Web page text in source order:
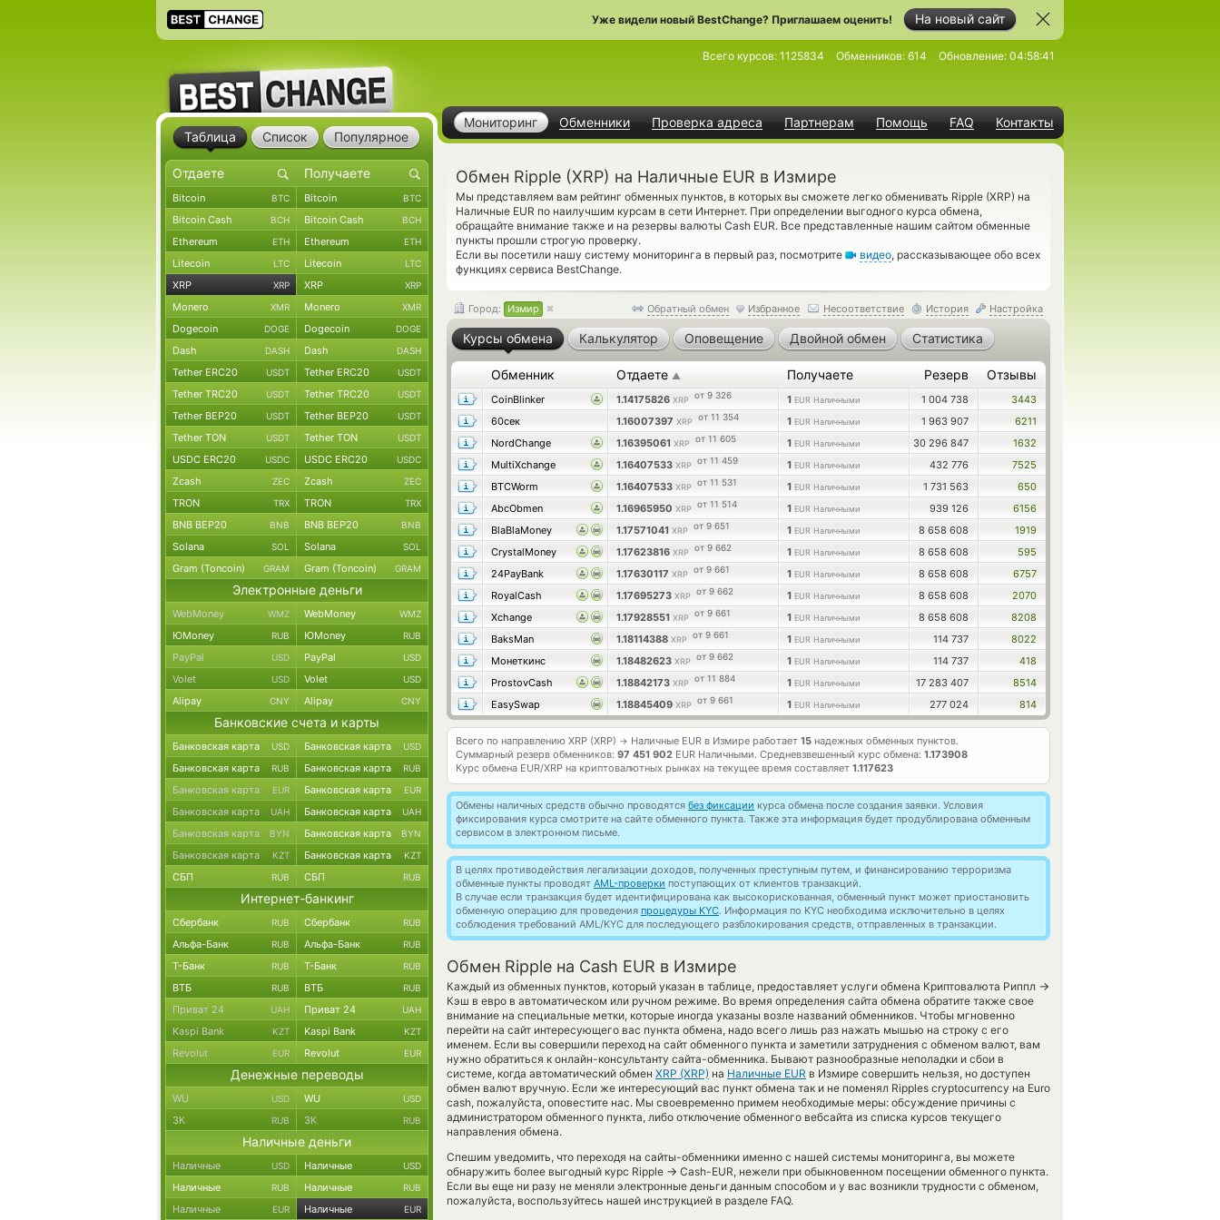
На новый сайт
Уже видели новый BestChange? Приглашаем оценить!
Мониторинг Обменники Проверка адреса Партнерам Помощь FAQ Контакты
Всего курсов: 1125834 Обменников: 614 Обновление: 04:58:41
Обмен Ripple (XRP) на Наличные EUR в Измире
Мы представляем вам рейтинг обменных пунктов, в которых вы сможете легко обменивать Ripple (XRP) на
Наличные EUR по наилучшим курсам в сети Интернет. При определении выгодного курса обмена,
обращайте внимание также и на резервы валюты Cash EUR. Все представленные нашим сайтом обменные
пункты прошли строгую проверку.
Если вы посетили нашу систему мониторинга в первый раз, посмотрите
видео, рассказывающее обо всех
функциях сервиса BestChange.
Обратный обмен Избранное Несоответствие История Настройка
Город: Измир
Курсы обмена Калькулятор Оповещение Двойной обмен Статистика
Обменник Отдаете ▲ Получаете Резерв Отзывы
CoinBlinker 1.14175826 XRP от 9 326 1 EUR Наличными 1 004 738
3443
60сек
1.16007397 XRP от 11 354 1 EUR Наличными 1 963 907
6211
NordChange
1.16395061 XRP от 11 605 1 EUR Наличными 30 296 847
1632
MultiXchange
1.16407533 XRP от 11 459 1 EUR Наличными 432 776
7525
BTCWorm
1.16407533 XRP от 11 531 1 EUR Наличными 1 731 563
650
AbcObmen
1.16965950 XRP от 11 514 1 EUR Наличными 939 126
6156
BlaBlaMoney
1.17571041 XRP от 9 651 1 EUR Наличными 8 658 608
1919
CrystalMoney
1.17623816 XRP от 9 662 1 EUR Наличными 8 658 608
595
24PayBank
1.17630117 XRP от 9 661 1 EUR Наличными 8 658 608
6757
RoyalCash
1.17695273 XRP от 9 662 1 EUR Наличными 8 658 608
2070
Xchange
1.17928551 XRP от 9 661 1 EUR Наличными 8 658 608
8208
BaksMan
1.18114388 XRP от 9 661 1 EUR Наличными 114 737
8022
Монеткинс
1.18482623 XRP от 9 662 1 EUR Наличными 114 737
418
ProstovCash
1.18842173 XRP от 11 884 1 EUR Наличными 17 283 407
8514
EasySwap
1.18845409 XRP от 9 661 1 EUR Наличными 277 024 814
Всего по направлению XRP (XRP) → Наличные EUR в Измире работает 15 надежных обменных пунктов.
Суммарный резерв обменников: 97 451 902 EUR Наличными. Средневзвешенный курс обмена: 1.173908
Курс обмена EUR/XRP на криптовалютных рынках на текущее время составляет 1.117623
Обмены наличных средств обычно проводятся без фиксации курса обмена после создания заявки. Условия
фиксирования курса смотрите на сайте обменного пункта. Также эта информация будет продублирована обменным
сервисом в электронном письме.
В целях противодействия легализации доходов, полученных преступным путем, и финансированию терроризма
обменные пункты проводят AML-проверки поступающих от клиентов транзакций.
В случае если транзакция будет идентифицирована как высокорискованная, обменный пункт может приостановить
обменную операцию для проведения процедуры KYC. Информация по KYC необходима исключительно в целях
соблюдения требований AML/KYC для последующего разблокирования средств, отправленных в транзакции.
Обмен Ripple на Cash EUR в Измире
Каждый из обменных пунктов, который указан в таблице, предоставляет услуги обмена Криптовалюта Риппл →
Кэш в евро в автоматическом или ручном режиме. Во время определения сайта обмена обратите также свое
внимание на специальные метки, которые иногда указаны возле названий обменников. Чтобы мгновенно
перейти на сайт интересующего вас пункта обмена, надо всего лишь раз нажать мышью на строку с его
именем. Если вы совершили переход на сайт обменного пункта и заметили затруднения с обменом валют, вам
нужно обратиться к онлайн-консультанту сайта-обменника. Бывают разнообразные неполадки и сбои в
системе, когда автоматический обмен XRP (XRP) на Наличные EUR в Измире совершить нельзя, но доступен
обмен валют вручную. Если же интересующий вас пункт обмена так и не поменял Ripples cryptocurrency на Euro
cash, пожалуйста, оповестите нас. Мы своевременно примем необходимые меры: обсуждение причины с
администратором обменного пункта, либо отключение обменного вебсайта из списка курсов текущего
направления обмена.
Спешим уведомить, что переходя на сайты-обменники именно с нашей системы мониторинга, вы можете
обнаружить более выгодный курс Ripple → Cash-EUR, нежели при обыкновенном посещении обменного пункта.
Если вы еще ни разу не меняли электронные деньги данным способом и у вас возникли трудности с обменом,
пожалуйста, воспользуйтесь нашей инструкцией в разделе FAQ.
Таблица Список Популярное
Bitcoin BTC Bitcoin BTC
Bitcoin Cash BCH Bitcoin Cash BCH
Ethereum ETH Ethereum ETH
Litecoin LTC Litecoin LTC
XRP XRP XRP XRP
Monero XMR Monero XMR
Dogecoin DOGE Dogecoin DOGE
Dash DASH Dash DASH
Tether ERC20 USDT Tether ERC20 USDT
Tether TRC20 USDT Tether TRC20 USDT
Tether BEP20 USDT Tether BEP20 USDT
Tether TON USDT Tether TON USDT
USDC ERC20 USDC USDC ERC20 USDC
Zcash ZEC Zcash ZEC
TRON TRX TRON TRX
BNB BEP20 BNB BNB BEP20 BNB
Solana SOL Solana SOL
Gram (Toncoin) GRAM Gram (Toncoin) GRAM
Электронные деньги
WebMoney WMZ WebMoney WMZ
ЮMoney RUB ЮMoney RUB
PayPal USD PayPal USD
Volet USD Volet USD
Alipay CNY Alipay CNY
Банковские счета и карты
Банковская карта USD Банковская карта USD
Банковская карта RUB Банковская карта RUB
Банковская карта EUR Банковская карта EUR
Банковская карта UAH Банковская карта UAH
Банковская карта BYN Банковская карта BYN
Банковская карта KZT Банковская карта KZT
СБП RUB СБП RUB
Интернет-банкинг
Сбербанк RUB Сбербанк RUB
Альфа-Банк RUB Альфа-Банк RUB
Т-Банк RUB Т-Банк RUB
ВТБ RUB ВТБ RUB
Приват 24 UAH Приват 24 UAH
Kaspi Bank KZT Kaspi Bank KZT
Revolut EUR Revolut EUR
Денежные переводы
WU USD WU USD
ЗК RUB ЗК RUB
Наличные деньги
Наличные USD Наличные USD
Наличные RUB Наличные RUB
Наличные EUR Наличные EUR